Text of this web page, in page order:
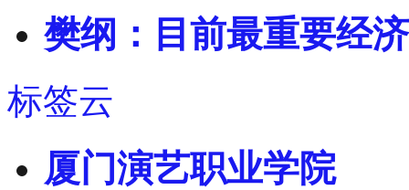
樊纲：目前最重要经
标签云
厦门演艺职业学院